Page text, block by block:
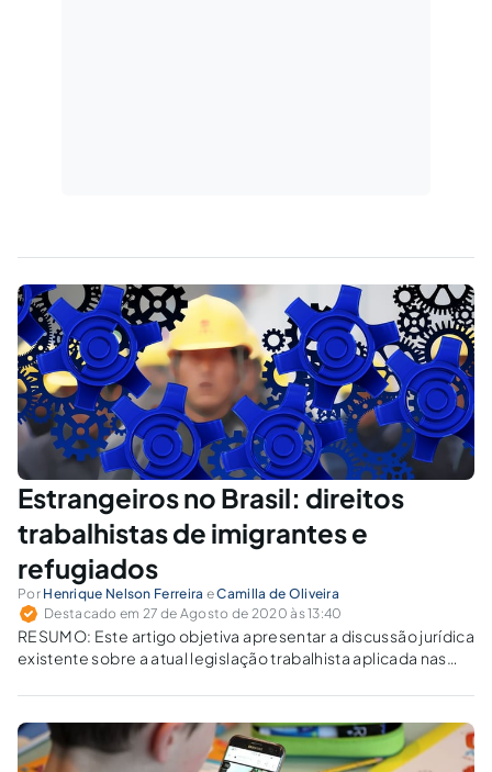
Estrangeiros no Brasil: direitos
trabalhistas de imigrantes e
refugiados
Por Henrique Nelson Ferreira eCamilla de Oliveira
Destacado em 27 de Agosto de 2020 às 13:40
RESUMO: Este artigo objetiva apresentar a discussão jurídica
existente sobre a atual legislação trabalhista aplicada nas
na condição de refugiado ou imigrante. Traz-se à baila os
desdobramentos da inserção do estrangeiro no...